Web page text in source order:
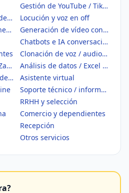
Gestión de YouTube / TikTok
Streaming y creación de contenido
Locución y voz en off
Generación de imágenes con IA
Generación de vídeo con IA
Chatbots e IA conversacional
Clonación de voz / audio IA
Automatización (n8n, Zapier, Make)
Análisis de datos / Excel / BI
Scraping y extracción de datos
Asistente virtual
Soporte técnico / informático
RRHH y selección
Comercio y dependientes
Recepción
Otros servicios